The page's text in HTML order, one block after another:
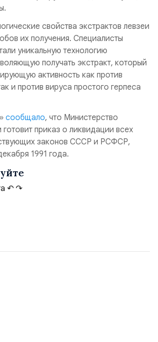
свойства экстрактов левзеи
их получения. Специалисты
уникальную технологию
получать экстракт, который
активность как против
и против вируса простого герпеса
сообщало, что Министерство
приказ о ликвидации всех
законов СССР и РСФСР,
1991 года.
↶ ↷